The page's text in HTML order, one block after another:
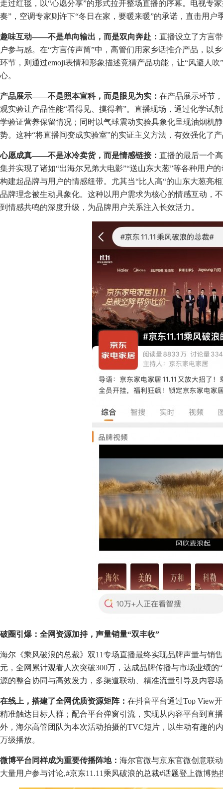
走过红毯，以“心愿分享”的形式拉开整场直播的序幕。电视专
奏”，空调专家则许下“冬日在家，要暖来暖”的承诺，直击用
趣味互动——不是单向输出，而是双向奔赴： 直播设立了方言
户参与感。在“方言传声筒”中，高管们用家乡话推介产品，以
环节，则通过emoji表情和形象描述竞猜产品功能，让“风避人
心。
产品展示——不是照本宣科，而是眼见为实： 在产品展示环节
观实验让产品性能“看得见、摸得着”。直播现场，通过化学试
学验证营养保留情况；同时以气球震动实验具象化呈现油烟机
势。这种“将直播间变成实验室”的实证主义方法，有效强化了
心愿成真——不是冰冷卖货，而是情感链接： 直播的最后一个
集并实现了诸如“出海尔兄弟大电影”“送山东大葱”等各种用户
构建起品牌与用户的情感纽带。尤其当“比人高“的山东大葱亮
品牌理念被生动具象化。这种以用户需求为核心的情感互动，
到情感共鸣的深度升级，为品牌用户关系注入长效活力。
破圈引爆：全网资源加持，声量销量“双丰收”
海尔《乘风破浪的总裁》双11专场直播最终实现品牌声量与销
元，全网累计观看人次突破300万，达成品牌传播与市场业绩
源的整合协同与高效发力，多渠道联动、精准流量引导及内容
在线上，搭建了全网优质资源矩阵： 在抖音平台通过Top View
精准触达目标人群；配合平台弹窗引流，实现从内容平台到直
外，海尔高管团队为本次活动拍摄的TVC短片，以生动有趣的
万级播放。
微博平台同样成为重要传播阵地： 海尔官微与京东官微创意联
大量用户参与讨论,#京东11.11乘风破浪的总裁#话题登上微博